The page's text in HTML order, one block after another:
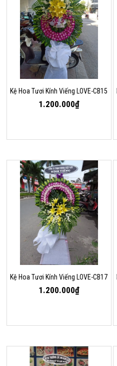
Kệ Hoa Tươi Kính Viếng LOVE-CB15
1.200.000₫
Kệ Hoa Tươi Kính Viếng LOVE-CB17
1.200.000₫